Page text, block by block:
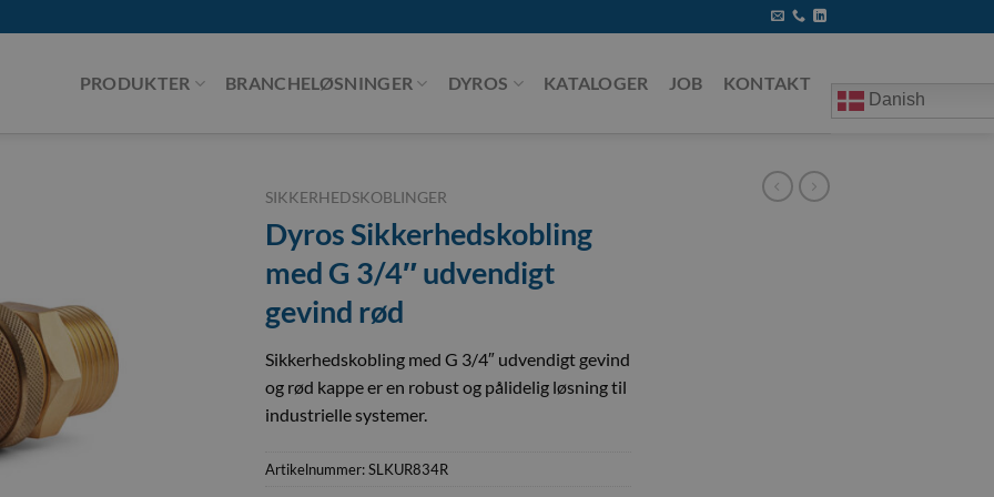
PRODUKTER BRANCHELØSNINGER DYROS KATALOGER JOB KONTAKT
Danish
SIKKERHEDSKOBLINGER
Dyros Sikkerhedskobling
med G 3/4″ udvendigt
gevind rød
Sikkerhedskobling med G 3/4″ udvendigt gevind
og rød kappe er en robust og pålidelig løsning til
industrielle systemer.
Artikelnummer:SLKUR834R